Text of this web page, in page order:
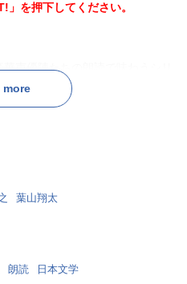
」を押下してください。
声優陣たちの朗読で味わうシリ
ナルあらすじ台本。
備える、ベテランから新進気鋭
翔太による「金色夜叉/尾崎紅
more
葉山翔太
朗読 日本文学